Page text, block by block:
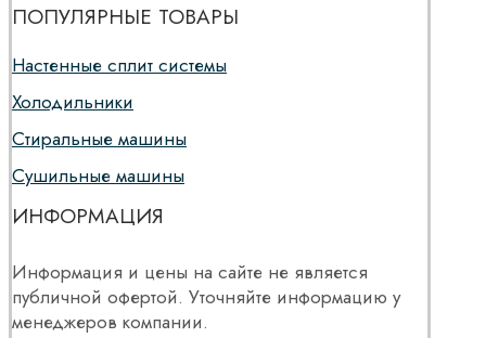
ПОПУЛЯРНЫЕ ТОВАРЫ
Настенные сплит системы
Холодильники
Стиральные машины
Сушильные машины
ИНФОРМАЦИЯ
Информация и цены на сайте не является
публичной офертой. Уточняйте информацию у
менеджеров компании.